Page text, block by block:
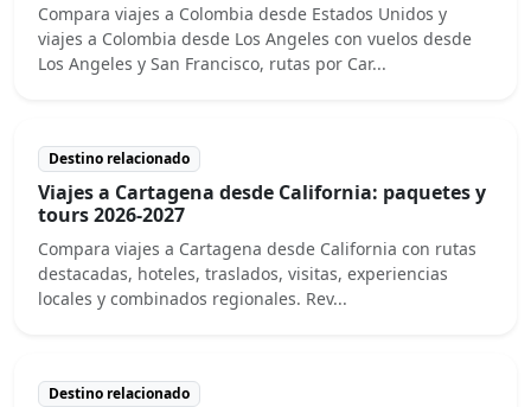
Compara viajes a Colombia desde Estados Unidos y
viajes a Colombia desde Los Angeles con vuelos desde
Los Angeles y San Francisco, rutas por Car...
Destino relacionado
Viajes a Cartagena desde California: paquetes y
tours 2026-2027
Compara viajes a Cartagena desde California con rutas
destacadas, hoteles, traslados, visitas, experiencias
locales y combinados regionales. Rev...
Destino relacionado